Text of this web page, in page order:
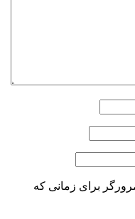
برای زمانی که